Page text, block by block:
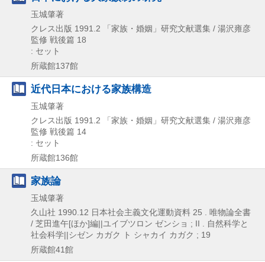
玉城肇著
クレス出版 1991.2
「家族・婚姻」研究文献選集 / 湯沢雍彦
監修 戦後篇 18
: セット
所蔵館137館
近代日本における家族構造
玉城肇著
クレス出版 1991.2
「家族・婚姻」研究文献選集 / 湯沢雍彦
監修 戦後篇 14
: セット
所蔵館136館
家族論
玉城肇著
久山社 1990.12 日本社会主義文化運動資料 25 . 唯物論全書
/ 芝田進午[ほか]編||ユイブツロン ゼンショ ; II . 自然科学と
社会科学||シゼン カガク ト シャカイ カガク ; 19
所蔵館41館